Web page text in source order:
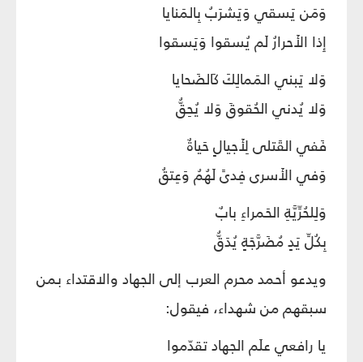
وَمَن يَسقي وَيَشرَبُ بِالمَنايا
إِذا الأَحرارُ لَم يُسقوا وَيَسقوا
وَلا يَبني المَمالِكَ كَالضَحايا
وَلا يُدني الحُقوقَ وَلا يُحِقُّ
فَفي القَتلى لِأَجيالٍ حَياةٌ
وَفي الأَسرى فِدىً لَهُمُ وَعِتقُ
وَلِلحُرِّيَّةِ الحَمراءِ بابٌ
بِكُلِّ يَدٍ مُضَرَّجَةٍ يُدَقُّ
ويدعو أحمد محرم العرب إلى الجهاد والاقتداء بمن
سبقهم من شهداء، فيقول:
يا رافعي علَم الجهاد تقدّموا